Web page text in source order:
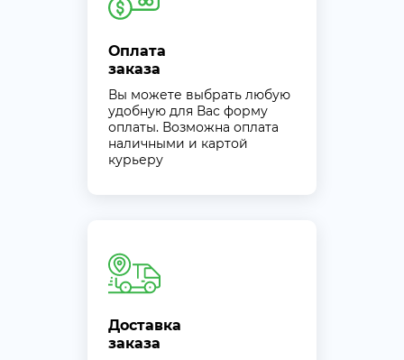
Оплата
заказа
Вы можете выбрать любую
удобную для Вас форму
оплаты. Возможна оплата
наличными и картой
курьеру
Доставка
заказа